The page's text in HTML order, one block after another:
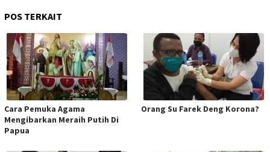
POS TERKAIT
Cara Pemuka Agama
Mengibarkan Meraih Putih Di
Papua
Orang Su Farek Deng Korona?